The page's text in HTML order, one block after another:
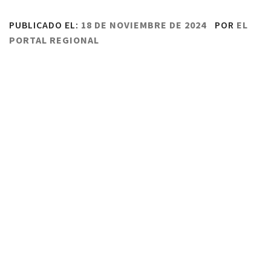
PUBLICADO EL: 18 DE NOVIEMBRE DE 2024 POR EL
PORTAL REGIONAL